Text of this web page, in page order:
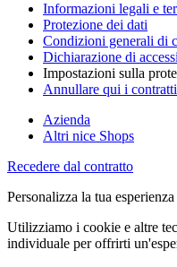
Informazioni legali e
Protezione dei dati
Condizioni generali di
Dichiarazione di
Impostazioni sulla
Annullare qui i
Azienda
Altri nice Shops
Recedere dal contratto
Personalizza la tua
Utilizziamo i cookie e altre
individuale per offrirti